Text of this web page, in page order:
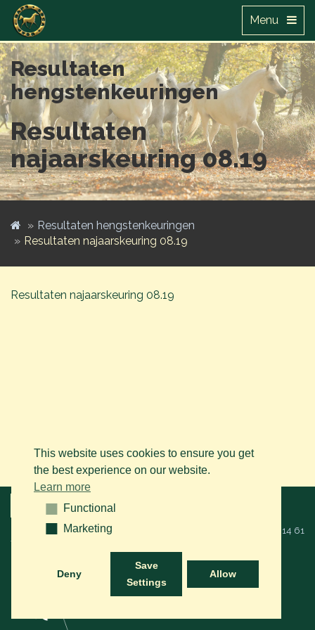
Menu
Resultaten
hengstenkeuringen
Resultaten
najaarskeuring 08.19
Resultaten hengstenkeuringen
Resultaten najaarskeuring 08.19
Resultaten najaarskeuring 08.19
Menu
© 2026 BAPS vzw. Alle rechten voorbehouden. Bel ons op
+32 (0)14 61
76 09
This website uses cookies to ensure you get
the best experience on our website.
Learn more
Functional
Functional
MarketingMarketing
Deny
Save
Settings
Allow